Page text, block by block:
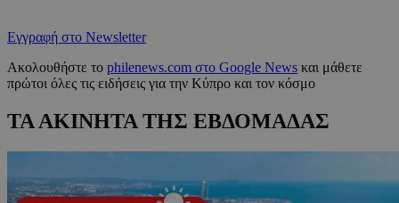
Εγγραφή στο Newsletter
Ακολουθήστε το philenews.com στο Google News και μάθετε
πρώτοι όλες τις ειδήσεις για την Κύπρο και τον κόσμο
ΤΑ ΑΚΙΝΗΤΑ ΤΗΣ ΕΒΔΟΜΑΔΑΣ